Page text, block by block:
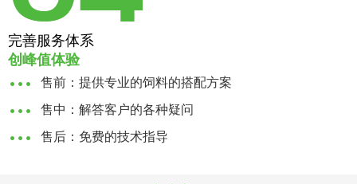
完善服务体系
创峰值体验
售前：提供专业的饲料的搭配方案
售中：解答客户的各种疑问
售后：免费的技术指导